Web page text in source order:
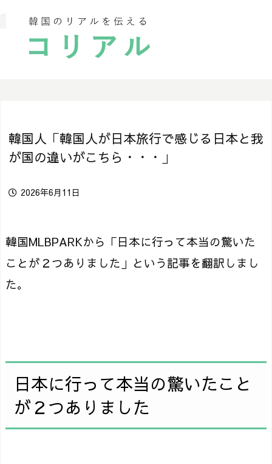
韓国人「韓国人が日本旅行で感じる日本と我
が国の違いがこちら・・・」
2026年6月11日
韓国MLBPARKから「日本に行って本当の驚いた
ことが２つありました」という記事を翻訳しまし
た。
日本に行って本当の驚いたこと
が２つありました